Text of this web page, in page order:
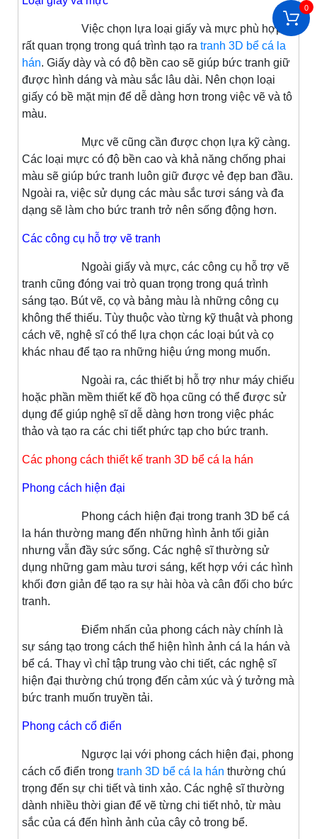
Việc chọn lựa loại giấy và mực phù hợp là
rất quan trọng trong quá trình tạo ra tranh 3D bể cá la
hán. Giấy dày và có độ bền cao sẽ giúp bức tranh giữ
được hình dáng và màu sắc lâu dài. Nên chọn loại
giấy có bề mặt mịn để dễ dàng hơn trong việc vẽ và tô
màu.
Mực vẽ cũng cần được chọn lựa kỹ càng.
Các loại mực có độ bền cao và khả năng chống phai
màu sẽ giúp bức tranh luôn giữ được vẻ đẹp ban đầu.
Ngoài ra, việc sử dụng các màu sắc tươi sáng và đa
dạng sẽ làm cho bức tranh trở nên sống động hơn.
Các công cụ hỗ trợ vẽ tranh
Ngoài giấy và mực, các công cụ hỗ trợ vẽ
tranh cũng đóng vai trò quan trọng trong quá trình
sáng tạo. Bút vẽ, cọ và bảng màu là những công cụ
không thể thiếu. Tùy thuộc vào từng kỹ thuật và phong
cách vẽ, nghệ sĩ có thể lựa chọn các loại bút và cọ
khác nhau để tạo ra những hiệu ứng mong muốn.
Ngoài ra, các thiết bị hỗ trợ như máy chiếu
hoặc phần mềm thiết kế đồ họa cũng có thể được sử
dụng để giúp nghệ sĩ dễ dàng hơn trong việc phác
thảo và tạo ra các chi tiết phức tạp cho bức tranh.
Các phong cách thiết kế tranh 3D bể cá la hán
Phong cách hiện đại
Phong cách hiện đại trong tranh 3D bể cá
la hán thường mang đến những hình ảnh tối giản
nhưng vẫn đầy sức sống. Các nghệ sĩ thường sử
dụng những gam màu tươi sáng, kết hợp với các hình
khối đơn giản để tạo ra sự hài hòa và cân đối cho bức
tranh.
Điểm nhấn của phong cách này chính là
sự sáng tạo trong cách thể hiện hình ảnh cá la hán và
bể cá. Thay vì chỉ tập trung vào chi tiết, các nghệ sĩ
hiện đại thường chú trọng đến cảm xúc và ý tưởng mà
bức tranh muốn truyền tải.
Phong cách cổ điển
Ngược lại với phong cách hiện đại, phong
cách cổ điển trong tranh 3D bể cá la hán thường chú
trọng đến sự chi tiết và tinh xảo. Các nghệ sĩ thường
dành nhiều thời gian để vẽ từng chi tiết nhỏ, từ màu
sắc của cá đến hình ảnh của cây cỏ trong bể.
0